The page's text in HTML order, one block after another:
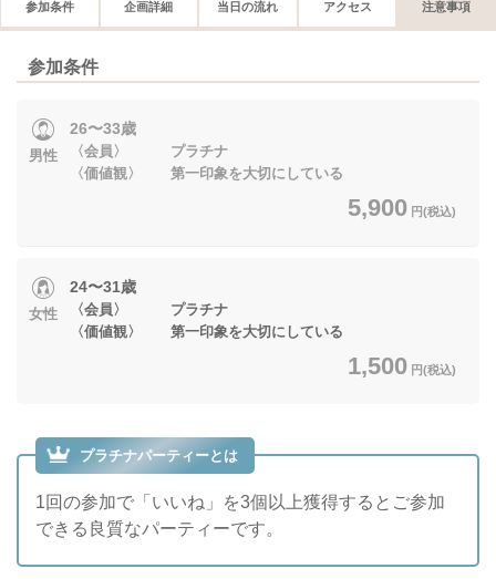
参加条件 企画詳細 当日の流れ アクセス 注意事項
参加条件
男性
26〜33歳
〈会員〉 プラチナ
〈価値観〉 第一印象を大切にしている
5,900 円(税込)
女性
24〜31歳
〈会員〉 プラチナ
〈価値観〉 第一印象を大切にしている
1,500 円(税込)
プラチナパーティーとは
1回の参加で「いいね」を3個以上獲得するとご参加
できる良質なパーティーです。